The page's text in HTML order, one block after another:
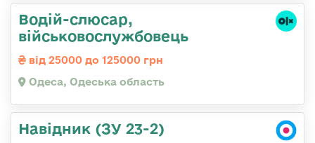
Водій-слюсаp,
військовослужбовець
від 25000 до 125000 грн
Одеса, Одеська область
Навідник (ЗУ 23-2)